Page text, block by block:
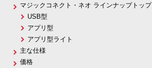
マジックコネクト・ネオ ラインナップトップ
USB型
アプリ型
アプリ型ライト
主な仕様
価格